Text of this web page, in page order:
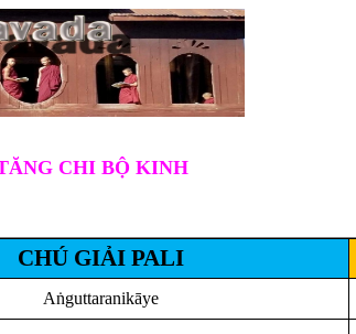
CHI BỘ KINH
CHÚ GIẢI PALI
Aṅguttaranikāye